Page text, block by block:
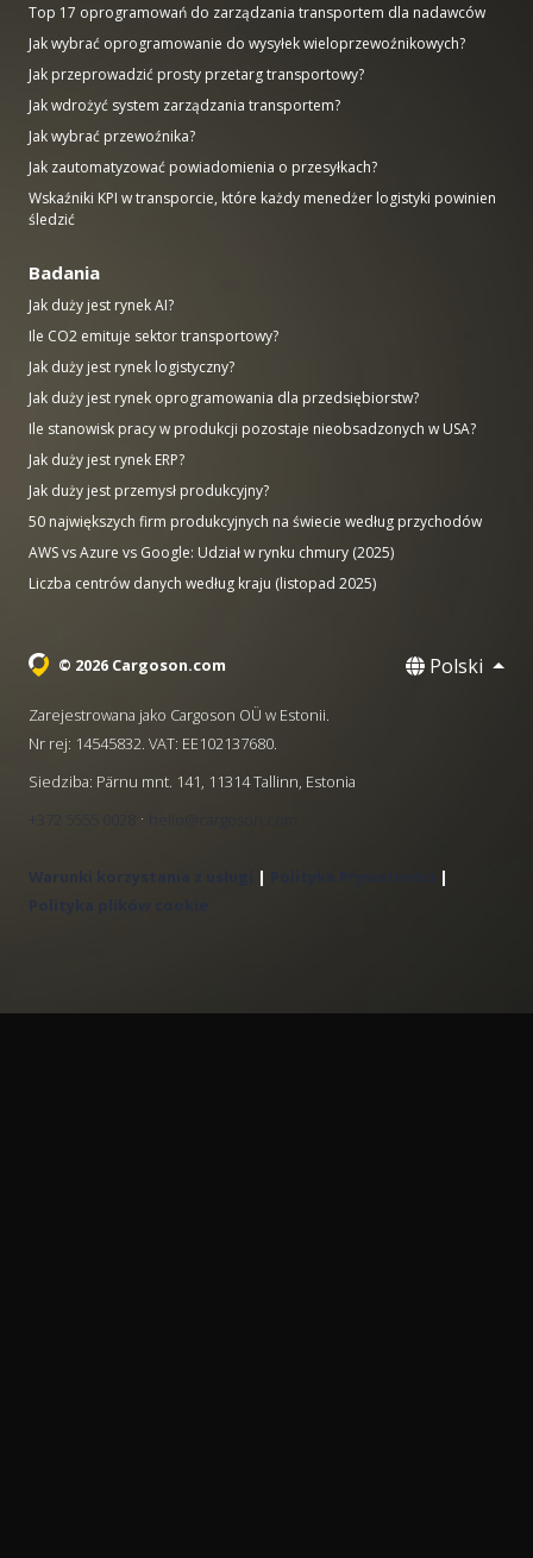
Top 17 oprogramowań do zarządzania transportem dla nadawców
Jak wybrać oprogramowanie do wysyłek wieloprzewoźnikowych?
Jak przeprowadzić prosty przetarg transportowy?
Jak wdrożyć system zarządzania transportem?
Jak wybrać przewoźnika?
Jak zautomatyzować powiadomienia o przesyłkach?
Wskaźniki KPI w transporcie, które każdy menedżer logistyki powinien
śledzić
Badania
Jak duży jest rynek AI?
Ile CO2 emituje sektor transportowy?
Jak duży jest rynek logistyczny?
Jak duży jest rynek oprogramowania dla przedsiębiorstw?
Ile stanowisk pracy w produkcji pozostaje nieobsadzonych w USA?
Jak duży jest rynek ERP?
Jak duży jest przemysł produkcyjny?
50 największych firm produkcyjnych na świecie według przychodów
AWS vs Azure vs Google: Udział w rynku chmury (2025)
Liczba centrów danych według kraju (listopad 2025)
© 2026 Cargoson.com Polski
Zarejestrowana jako Cargoson OÜ w Estonii.
Nr rej: 14545832. VAT: EE102137680.
Siedziba: Pärnu mnt. 141, 11314 Tallinn, Estonia
+372 5555 0028
·
| Polityka Prywatności |